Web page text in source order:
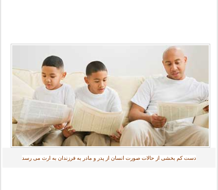
دست كم بخشی از حالات صورت انسان از پدر و مادر به فرزندان به ارث می رسد‎